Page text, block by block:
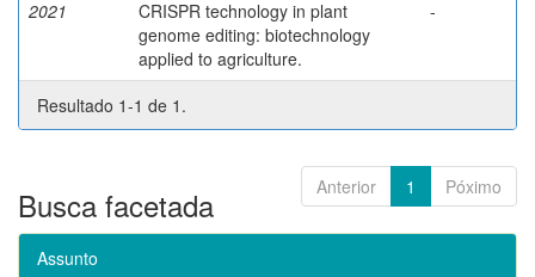
2021
CRISPR technology in plant
genome editing: biotechnology
applied to agriculture.
-
Resultado 1-1 de 1.
Anterior 1 Póximo
Busca facetada
Assunto